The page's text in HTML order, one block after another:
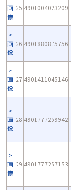
画
像
25 4901004023209
画
像
26 4901880875756
画
像
27 4901411045146
画
像
28 4901777259942
画
像
29 4901777257153